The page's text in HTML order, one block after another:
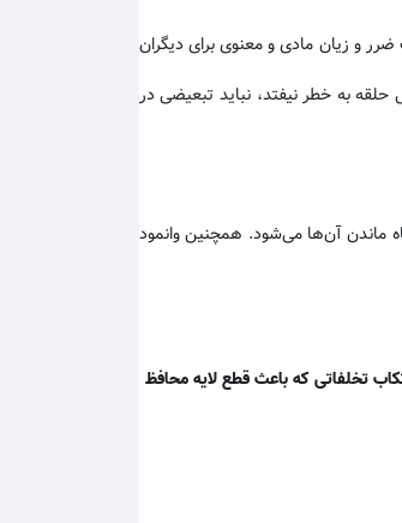
و زیان مادی و معنوی برای دیگران
به خطر نیفتد، نباید تبعیضی در
ماندن آن‌ها می‌شود. همچنین وانمود
تخلفاتی که باعث قطع لایه محافظ